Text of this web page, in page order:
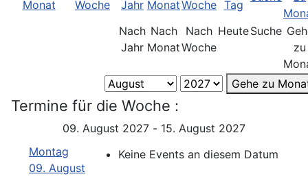
Nach
Jahr
Nach
Monat
Nach
Woche
HeuteSuche
zu
Gehe zu
Termine für die Woche :
09. August 2027 - 15. August 2027
Montag
09. August
Keine Events an diesem Datum